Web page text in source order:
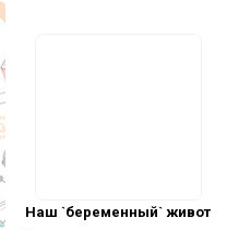
Наш `беременный` живот